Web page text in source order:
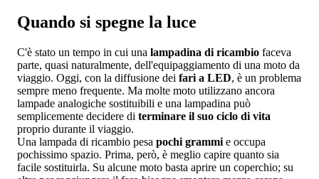
Quando si spegne la luce
C'è stato un tempo in cui una lampadina di ricambio faceva
parte, quasi naturalmente, dell'equipaggiamento di una moto da
viaggio. Oggi, con la diffusione dei fari a LED, è un problema
sempre meno frequente. Ma molte moto utilizzano ancora
lampade analogiche sostituibili e una lampadina può
semplicemente decidere di terminare il suo ciclo di vita
proprio durante il viaggio.
Una lampada di ricambio pesa pochi grammi e occupa
pochissimo spazio. Prima, però, è meglio capire quanto sia
facile sostituirla. Su alcune moto basta aprire un coperchio; su